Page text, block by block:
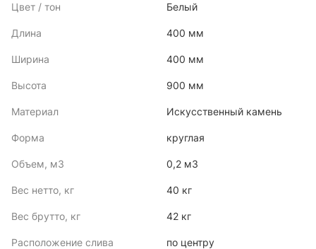
Цвет / тон Белый
Длина 400 мм
Ширина 400 мм
Высота 900 мм
Материал Искусственный камень
Форма круглая
Объем, м3 0,2 м3
Вес нетто, кг 40 кг
Вес брутто, кг 42 кг
Расположение слива по центру